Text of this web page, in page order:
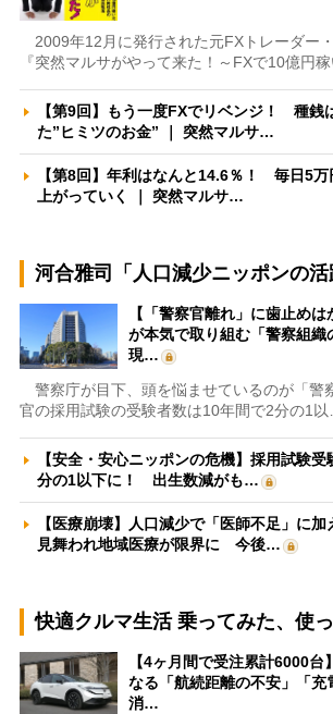
2009年12月に発行された元FXトレーダー
『突然マルサがやって来た！～FXで10億円
【第9回】もう一度FXでリベンジ！ 種銭
た”ヒミツのお金” ｜ 突然マルサ…
【第8回】年利はなんと14.6％！ 毎日5
上がっていく ｜ 突然マルサ…
河合雅司「人口減少ニッポンの活
【「警察官離れ」に歯止め
が本気で取り組む「警察組
現…
警察庁が目下、頭を悩ませているのが「警
官の採用試験の受験者数は10年間で2分の1
【安全・安心ニッポンの危機】採用試験
分の1以下に！ 出生数減がも…
【医療崩壊】人口減少で「医師不足」に
見舞われ地域医療が限界に 今後…
快適クルマ生活 乗ってみた、使
【4ヶ月間で受注累計6000台
なる「航続距離の不安」「充
消…